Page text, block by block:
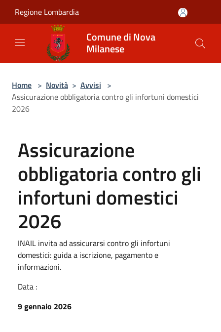
Regione Lombardia
Comune di Nova
Milanese
Home > Novità > Avvisi >
Assicurazione obbligatoria contro gli infortuni domestici
2026
Assicurazione
obbligatoria contro gli
infortuni domestici
2026
INAIL invita ad assicurarsi contro gli infortuni
domestici: guida a iscrizione, pagamento e
informazioni.
Data :
9 gennaio 2026